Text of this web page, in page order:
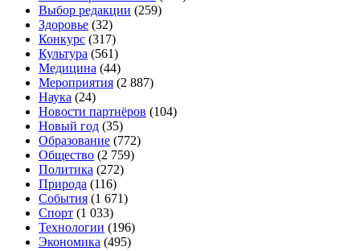
Выбор редакции (259)
Здоровье (32)
Конкурс (317)
Культура (561)
Медицина (44)
Мероприятия (2 887)
Наука (24)
Новости партнёров (104)
Новый год (35)
Образование (772)
Общество (2 759)
Политика (272)
Природа (116)
События (1 671)
Спорт (1 033)
Технологии (196)
Экономика (495)